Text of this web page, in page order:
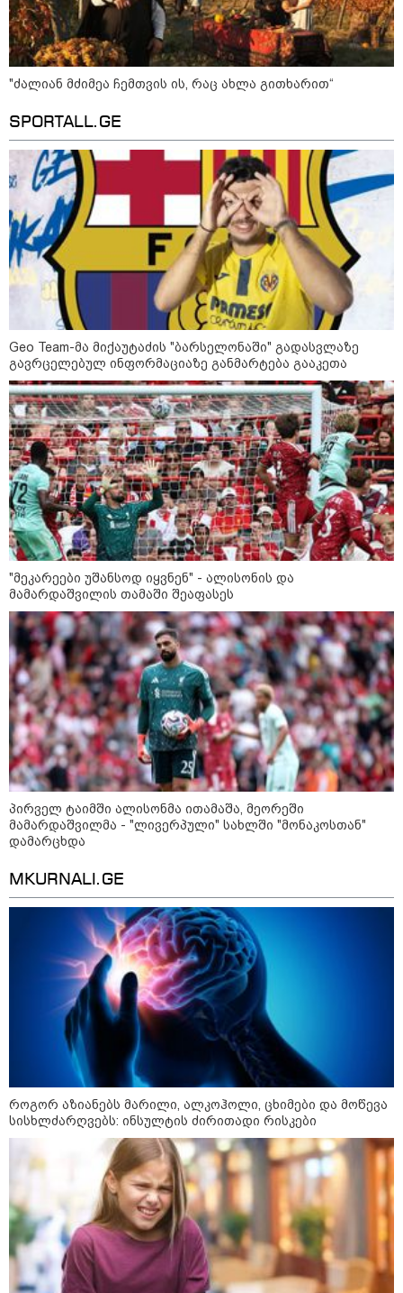
და დაშავებულები - რა
ინფორმაციას ავრცელებს
ხარკოვის მერი?
10:02 / 09-08-2026
ტერორისტული ქსელების
უკანონო გაფართოებას, თუმცა
მაინც ამერიკას უყენებს
მოთხოვნებს?" - ჯო უილსონი
კატეგორიის ყველა სიახლე
კატეგორიები
10
აგვისტო
დღის ზოგადი
ასტროლოგიური
პროგნოზი
შეტრიალდება
აგვისტო აგარაკზე: ეს 5 საქმე
უნდა მოასწროთ შემოდგომის
დადგომამდე
ფული ამ ზოდიაქოს ნიშნების
ხელში აღმოჩნდება: ვინ
გამდიდრდება?
სამართალი
"ძალიან მძიმეა ჩემთვის ის, რაც ახლა გითხარით“
SPORTALL.GE
Geo Team-მა მიქაუტაძის "ბარსელონაში" გადასვლაზე
გავრცელებულ ინფორმაციაზე განმარტება გააკეთა
"მეკარეები უშანსოდ იყვნენ" - ალისონის და
მამარდაშვილის თამაში შეაფასეს
პირველ ტაიმში ალისონმა ითამაშა, მეორეში
მამარდაშვილმა - "ლივერპული" სახლში "მონაკოსთან"
დამარცხდა
MKURNALI.GE
როგორ აზიანებს მარილი, ალკოჰოლი, ცხიმები და მოწევა
სისხლძარღვებს: ინსულტის ძირითადი რისკები